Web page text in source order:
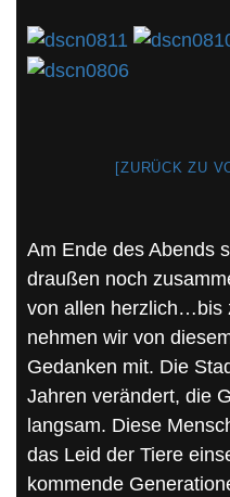
[ZURÜCK ZU
Am Ende des Abends
draußen noch
von allen herzlich…bis
nehmen wir von
Gedanken mit. Die
Jahren verändert, die
langsam. Diese
das Leid der Tiere
kommende